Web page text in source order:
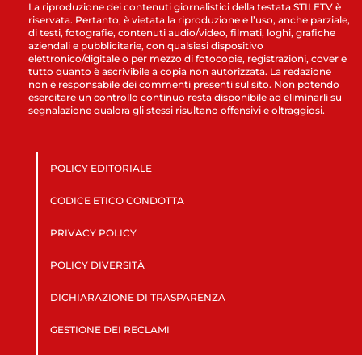
La riproduzione dei contenuti giornalistici della testata STILETV è
riservata. Pertanto, è vietata la riproduzione e l’uso, anche parziale,
di testi, fotografie, contenuti audio/video, filmati, loghi, grafiche
aziendali e pubblicitarie, con qualsiasi dispositivo
elettronico/digitale o per mezzo di fotocopie, registrazioni, cover e
tutto quanto è ascrivibile a copia non autorizzata. La redazione
non è responsabile dei commenti presenti sul sito. Non potendo
esercitare un controllo continuo resta disponibile ad eliminarli su
segnalazione qualora gli stessi risultano offensivi e oltraggiosi.
POLICY EDITORIALE
CODICE ETICO CONDOTTA
PRIVACY POLICY
POLICY DIVERSITÀ
DICHIARAZIONE DI TRASPARENZA
GESTIONE DEI RECLAMI